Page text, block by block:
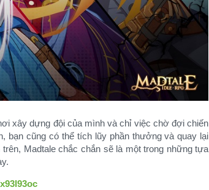
xây dựng đội của mình và chỉ việc chờ đợi chiến
bạn cũng có thể tích lũy phần thưởng và quay lại
Madtale chắc chắn sẽ là một trong những tựa